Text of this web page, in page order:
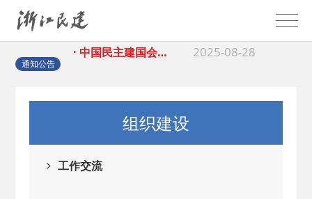
通知公告
· 中国民主建国会…
组织建设
工作交流